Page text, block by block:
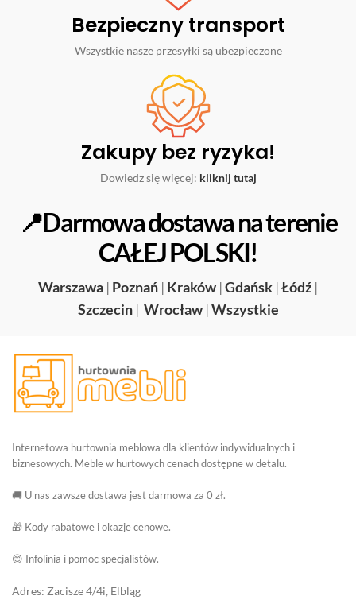
Bezpieczny transport
Wszystkie nasze przesyłki są ubezpieczone
Zakupy bez ryzyka!
Dowiedz się więcej: kliknij tutaj
📍Darmowa dostawa na terenie
CAŁEJ POLSKI!
Warszawa | Poznań | Kraków |Gdańsk |Łódź |
Szczecin | Wrocław |Wszystkie
Internetowa hurtownia meblowa dla klientów indywidualnych i
biznesowych. Meble w hurtowych cenach dostępne w detalu.
🚚 U nas zawsze dostawa jest darmowa za 0 zł.
🎁 Kody rabatowe i okazje cenowe.
😊 Infolinia i pomoc specjalistów.
Adres: Zacisze 4/4i, Elbląg